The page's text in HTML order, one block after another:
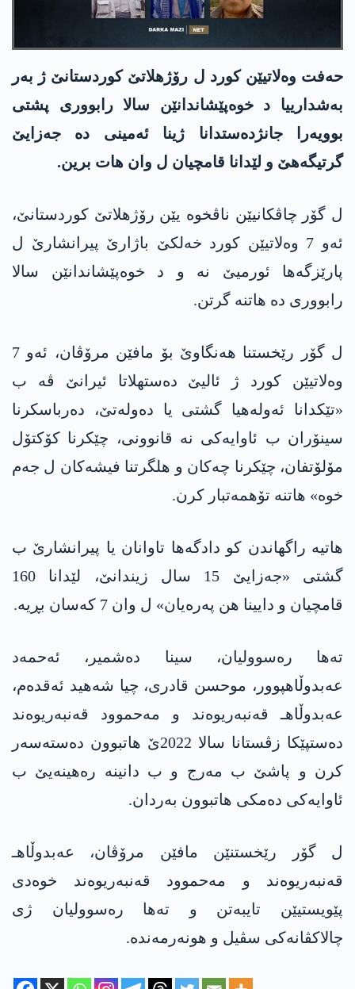
حه‌فت وەلاتیێن کورد ل رۆژهلاتێ کوردستانێ ژ بەر
بەشدارییا د خوەپێشاندانێن سالا رابووری پشتی
بوویەرا جانژدەستدانا ژینا ئەمینی دە جەزایێ
گرتیگەهێ و لێدانا قامچیان ل وان هات برین.
ل گۆر چاڤکانیێن ناڤخوە یێن رۆژهلاتێ کوردستانێ،
ئەو 7 وەلاتیێن کورد خەلکێ باژارێ پیرانشارێ ل
پارێزگەها ئورمیێ نە و د خوەپێشاندانێن سالا
رابووری دە هاتنە گرتن.
ل گۆر رێخستنا هەنگاوێ بۆ مافێن مرۆڤان، ئەو 7
وەلاتیێن کورد ژ ئالیێ دەستهلاتا ئیرانێ ڤە ب
«تێکدانا ئەولەهیا گشتی یا دەولەتێ، دەرباسکرنا
سینۆران ب ئاوایەکی نە قانوونی، چێکرنا کۆکتۆل
مۆلۆتفان، چێکرنا چەکان و هلگرتنا فیشەکان ل جەم
خوە» هاتنە تۆهمەتبار کرن.
هاتیە راگهاندن کو دادگەها تاوانان یا پیرانشارێ ب
گشتی «جەزایێ 15 سال زیندانێ، لێدانا 160
قامچیان و دایینا هن پەرەیان» ل وان 7 کەسان بڕیە.
تەها رەسوولیان، سینا دەشمیر، ئەحمەد
عەبدوڵاهپوور، موحسن قادری، چیا شەهید ئەقدەم،
عەبدوڵاهـ قەنبەریوەند و مەحموود قەنبەریوەند
دەستپێکا زڤستانا سالا 2022ێ هاتبوون دەستەسەر
کرن و پاشێ ب مەرج و ب دانینە رەهینەیێ ب
ئاوایەکی دەمکی هاتبوون بەردان.
ل گۆر رێخستنێن مافێن مرۆڤان، عەبدوڵاهـ
قەنبەریوەند و مەحموود قەنبەریوەند خوەدی
پێویستیێن تایبەتن و تەها رەسوولیان ژی
چالاکڤانەکی سڤیل و هونەرمەندە.